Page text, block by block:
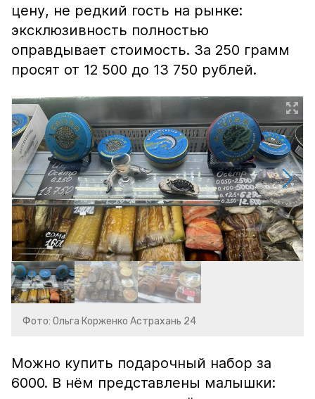
цену, не редкий гость на рынке:
эксклюзивность полностью
оправдывает стоимость. За 250 грамм
просят от 12 500 до 13 750 рублей.
Фото: Ольга Корженко Астрахань 24
Можно купить подарочный набор за
6000. В нём представлены малышки: